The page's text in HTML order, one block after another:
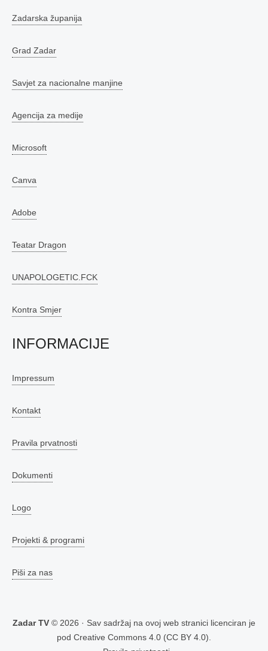
Zadarska županija
Grad Zadar
Savjet za nacionalne manjine
Agencija za medije
Microsoft
Canva
Adobe
Teatar Dragon
UNAPOLOGETIC.FCK
Kontra Smjer
INFORMACIJE
Impressum
Kontakt
Pravila prvatnosti
Dokumenti
Logo
Projekti & programi
Piši za nas
Zadar TV © 2026 · Sav sadržaj na ovoj web stranici licenciran je
pod Creative Commons 4.0 (CC BY 4.0)